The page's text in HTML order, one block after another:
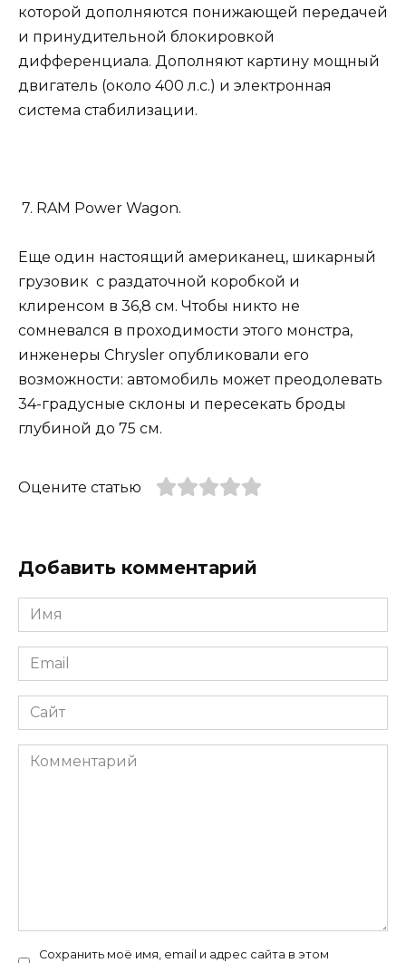
которой дополняются понижающей передачей
и принудительной блокировкой
дифференциала. Дополняют картину мощный
двигатель (около 400 л.с.) и электронная
система стабилизации.
7. RAM Power Wagon.
Еще один настоящий американец, шикарный
грузовик с раздаточной коробкой и
клиренсом в 36,8 см. Чтобы никто не
сомневался в проходимости этого монстра,
инженеры Chrysler опубликовали его
возможности: автомобиль может преодолевать
34-градусные склоны и пересекать броды
глубиной до 75 см.
Оцените статью
Добавить комментарий
Имя
*
Email
*
Сайт
Комментарий
Сохранить моё имя, email и адрес сайта в этом